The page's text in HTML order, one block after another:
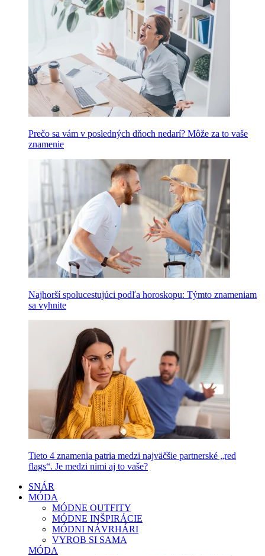
Prečo sa vám v posledných dňoch nedarí? Môže za to vaše
znamenie
Najhorší spolucestujúci podľa horoskopu: Týmto znameniam
sa vyhnite
Tieto 4 znamenia patria medzi najväčšie partnerské „red
flags“. Je medzi nimi aj to vaše?
SNÁR
MÓDA
MÓDNE OUTFITY
MÓDNE INŠPIRÁCIE
MÓDNI NÁVRHÁRI
VYROB SI SAMA
MÓDA